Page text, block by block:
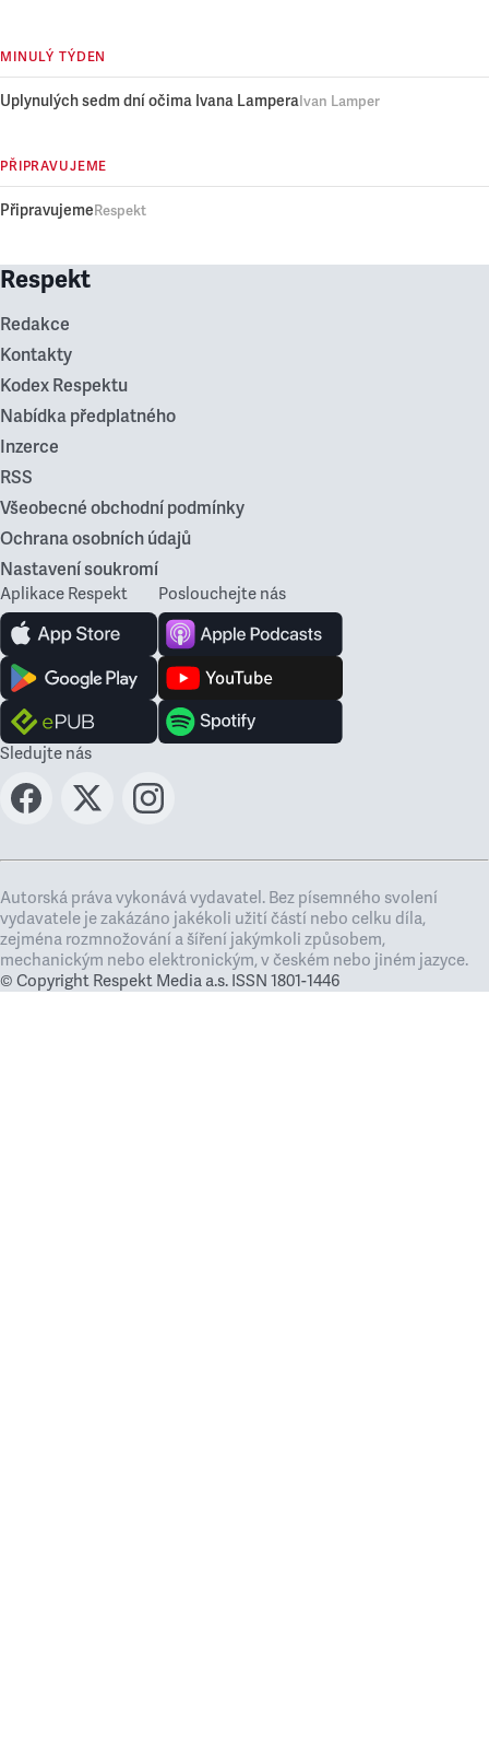
MINULÝ TÝDEN
Uplynulých sedm dní očima Ivana LamperaIvan Lamper
PŘIPRAVUJEME
PřipravujemeRespekt
Respekt
Redakce
Kontakty
Kodex Respektu
Nabídka předplatného
Inzerce
RSS
Všeobecné obchodní podmínky
Ochrana osobních údajů
Nastavení soukromí
Aplikace Respekt Poslouchejte nás
Sledujte nás
Autorská práva vykonává vydavatel. Bez písemného svolení
vydavatele je zakázáno jakékoli užití částí nebo celku díla,
zejména rozmnožování a šíření jakýmkoli způsobem,
mechanickým nebo elektronickým, v českém nebo jiném jazyce.
© Copyright Respekt Media a.s. ISSN 1801-1446